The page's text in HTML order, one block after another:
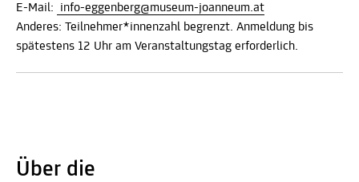
E-Mail:
info-eggenberg@museum-joanneum.at
Anderes: Teilnehmer*innenzahl begrenzt. Anmeldung bis
spätestens 12 Uhr am Veranstaltungstag erforderlich.
Über die